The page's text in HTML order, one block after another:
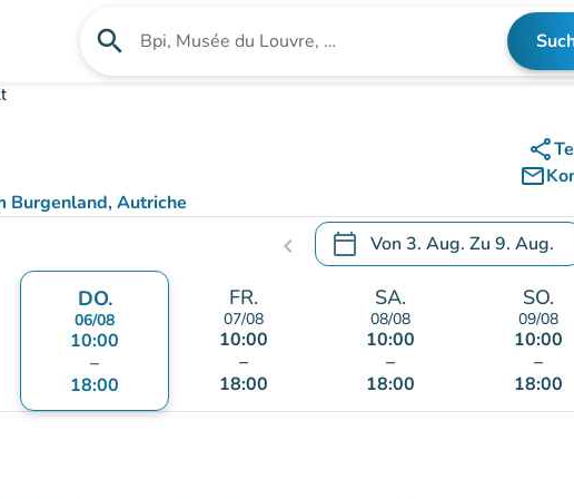
search Suche nach einer Einrichtung
Burgenland, Autriche
öffnen)
share
mail_outline
chevron_left calendar_today Von3. Aug. Zu 9. Aug.
.Öffnen Sie den Kalender, um
DO.
06/08
10:00
–
18:00
FR.
07/08
10:00
–
18:00
SA.
08/08
10:00
–
18:00
SO.
09/08
10:00
–
18:00